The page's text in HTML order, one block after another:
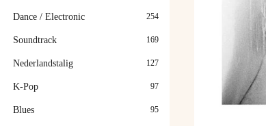
Dance / Electronic 254
Soundtrack 169
Nederlandstalig 127
K-Pop 97
Blues 95